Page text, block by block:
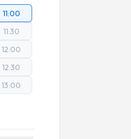
11:00
11:30
12:00
12:30
13:00